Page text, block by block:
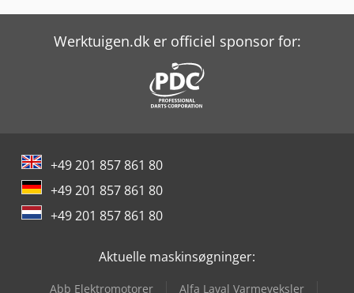
Linde Sideloader
Man L 2000
Mercedes-Benz Sprinter 300
Mercedes-Benz V
Werktuigen.dk er officiel sponsor for:
+49 201 857 861 80
+49 201 857 861 80
+49 201 857 861 80
Aktuelle maskinsøgninger:
Abb Elektromotorer
Alfa Laval Varmeveksler